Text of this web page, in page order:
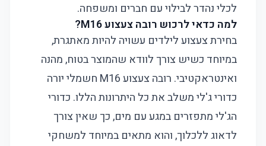
לכלי נהדר לבילוי עם חברים ומשפחה.
למה כדאי לרכוש רובה צעצוע M16?
בחירת צעצוע לילדים עשויה להיות מאתגרת,
במיוחד כשיש צורך לוודא שהמוצר בטוח, מהנה
ואינטראקטיבי. רובה צעצוע M16 חשמלי יורה
כדורי ג'לי משלב את כל היתרונות הללו. כדורי
הג'לי מתפזרים במגע עם מים, כך שאין צורך
לדאוג ללכלוך, והוא מתאים במיוחד למשחקי